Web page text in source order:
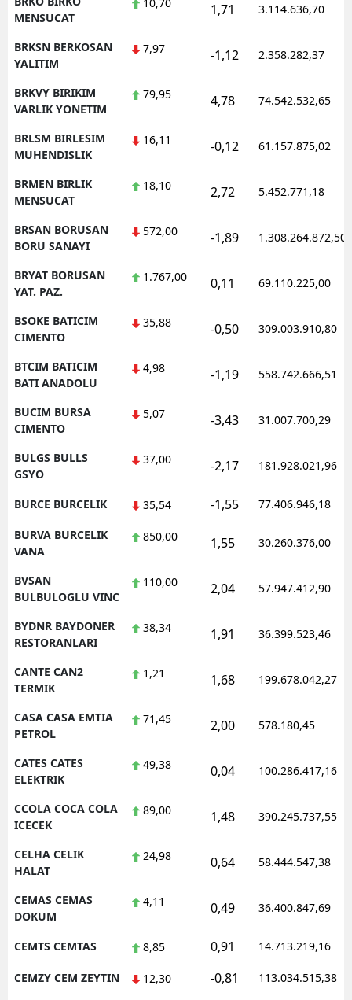
MENSUCAT
1,71 3.114.636,70
BRKSN BERKOSAN
YALITIM
7,97 -1,12 2.358.282,37
BRKVY BIRIKIM
VARLIK YONETIM
79,95 4,78 74.542.532,65
BRLSM BIRLESIM
MUHENDISLIK
16,11 -0,12 61.157.875,02
BRMEN BIRLIK
MENSUCAT
18,10 2,72 5.452.771,18
BRSAN BORUSAN
BORU SANAYI
572,00 -1,89 1.308.264.872,50
BRYAT BORUSAN
YAT. PAZ.
1.767,00 0,11 69.110.225,00
BSOKE BATICIM
CIMENTO
35,88 -0,50 309.003.910,80
BTCIM BATICIM
BATI ANADOLU
4,98 -1,19 558.742.666,51
BUCIM BURSA
CIMENTO
5,07 -3,43 31.007.700,29
BULGS BULLS
GSYO
37,00 -2,17 181.928.021,96
BURCE BURCELIK 35,54 -1,55 77.406.946,18
BURVA BURCELIK
VANA
850,00 1,55 30.260.376,00
BVSAN
BULBULOGLU VINC
110,00 2,04 57.947.412,90
BYDNR BAYDONER
RESTORANLARI
38,34 1,91 36.399.523,46
CANTE CAN2
TERMIK
1,21 1,68 199.678.042,27
CASA CASA EMTIA
PETROL
71,45 2,00 578.180,45
CATES CATES
ELEKTRIK
49,38 0,04 100.286.417,16
CCOLA COCA COLA
ICECEK
89,00 1,48 390.245.737,55
CELHA CELIK
HALAT
24,98 0,64 58.444.547,38
CEMAS CEMAS
DOKUM
4,11 0,49 36.400.847,69
CEMTS CEMTAS 8,85 0,91 14.713.219,16
CEMZY CEM ZEYTIN 12,30 -0,81 113.034.515,38